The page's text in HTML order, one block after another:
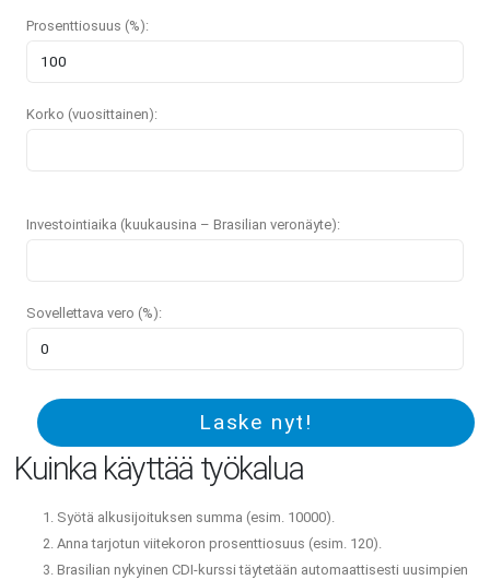
Prosenttiosuus (%):
Korko (vuosittainen):
Investointiaika (kuukausina – Brasilian veronäyte):
Sovellettava vero (%):
Laske nyt!
Kuinka käyttää työkalua
Syötä alkusijoituksen summa (esim. 10000).
Anna tarjotun viitekoron prosenttiosuus (esim. 120).
Brasilian nykyinen CDI-kurssi täytetään automaattisesti uusimpien